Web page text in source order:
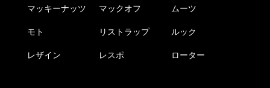
マッキーナッツ マックオフ ムーツ
モト リストラップ ルック
レザイン レスポ ローター